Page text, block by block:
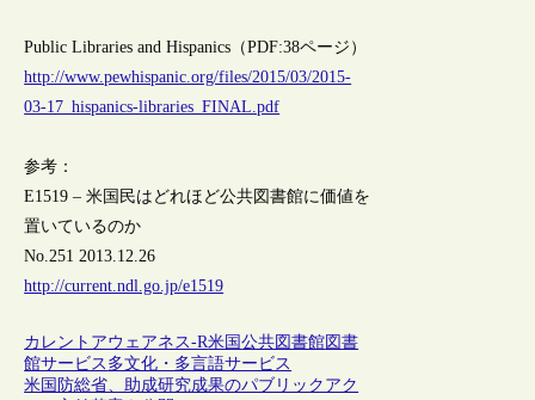
Public Libraries and Hispanics（PDF:38ページ）
http://www.pewhispanic.org/files/2015/03/2015-
03-17_hispanics-libraries_FINAL.pdf
参考：
E1519 – 米国民はどれほど公共図書館に価値を
置いているのか
No.251 2013.12.26
http://current.ndl.go.jp/e1519
カレントアウェアネス-R米国公共図書館図書
館サービス 多文化・多言語サービス
米国防総省、助成研究成果のパブリックアク